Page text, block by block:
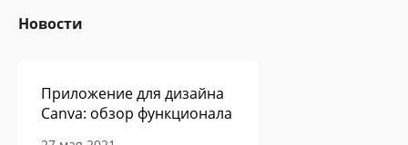
Новости
Приложение для дизайна
Canva: обзор функционала